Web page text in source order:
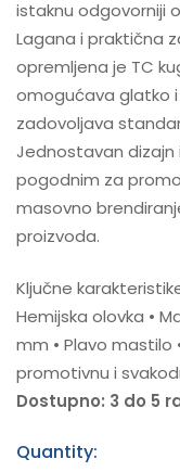
istaknu odgovorniji
Lagana i praktična
opremljena je TC
omogućava glatko
zadovoljava
Jednostavan
pogodnim za
masovno
proizvoda.
Ključne
Hemijska olovka •
mm • Plavo mastilo
promotivnu i
Dostupno: 3 do 5
Quantity: